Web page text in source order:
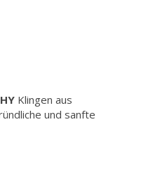
Klingen aus
und sanfte